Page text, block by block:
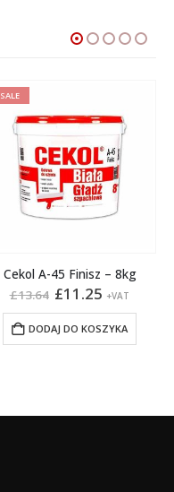
SALE
Cekol A-45 Finisz – 8kg
£13.64 Pierwotna
wynosiła:
£13.64.
£11.25 Aktualna
wynosi:
£11.25.
+VAT
DODAJ DO KOSZYKA